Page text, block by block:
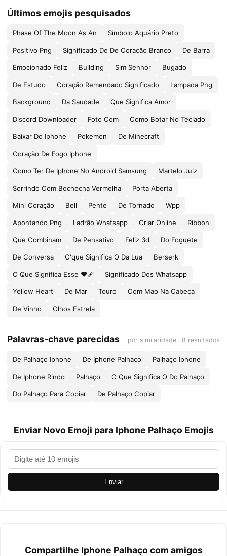
Últimos emojis pesquisados
Phase Of The Moon As An Símbolo Aquário Preto
Positivo Png Significado De De Coração Branco De Barra
Emocionado Feliz Building Sim Senhor Bugado
De Estudo Coração Remendado Significado Lampada Png
Background Da Saudade Que Significa Amor
Discord Downloader Foto Com Como Botar No Teclado
Baixar Do Iphone Pokemon De Minecraft
Coração De Fogo Iphone
Como Ter De Iphone No Android Samsung Martelo Juiz
Sorrindo Com Bochecha Vermelha Porta Aberta
Mini Coração Bell Pente De Tornado Wpp
Apontando Png Ladrão Whatsapp Criar Online Ribbon
Que Combinam De Pensativo Feliz 3d Do Foguete
De Conversa O'que Significa O Da Lua Berserk
O Que Significa Esse ❤️🩹 Significado Dos Whatsapp
Yellow Heart De Mar Touro Com Mao Na Cabeça
De Vinho Olhos Estrela
Palavras-chave parecidas por similaridade · 8 resultados
De Palhaço Iphone De Iphone Palhaço Palhaço Iphone
De Iphone Rindo Palhaço O Que Significa O Do Palhaço
Do Palhaço Para Copiar De Palhaço Copiar
Enviar Novo Emoji para Iphone Palhaço Emojis
Enviar
Compartilhe Iphone Palhaço com amigos